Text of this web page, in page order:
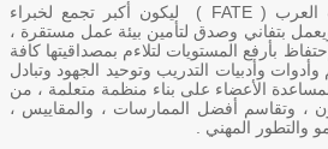
تأسس إتحاد خبراء الضرائب العرب ( FATE ) ليكون أكبر تجمع لخبراء
بتفاني وصدق لتأمين بيئة عمل مستقرة ،
بأرفع المستويات لتلاءم بمصداقيتها كافة
وأدبيات التدريب وتوحيد الجهود وتبادل
الأعضاء على بناء منظمة متعلمة ، من
، وتقاسم أفضل الممارسات ، والمقاييس ،
والتطور المهني .